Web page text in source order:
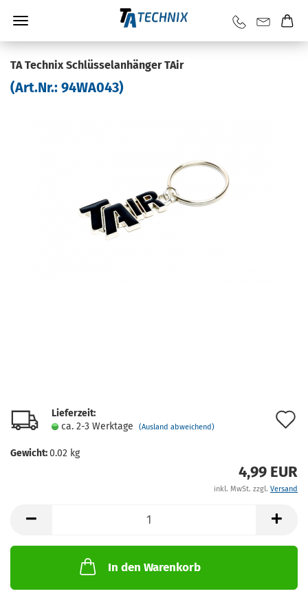
TA Tech­nix Schlüs­sel­an­hän­ger TAir
(Art.Nr.: 94WA043)
Lieferzeit:
ca. 2-3 Werktage
(Ausland abweichend)
Gewicht:0.02 kg
4,99 EUR
inkl. MwSt. zzgl. Versand
In den Warenkorb